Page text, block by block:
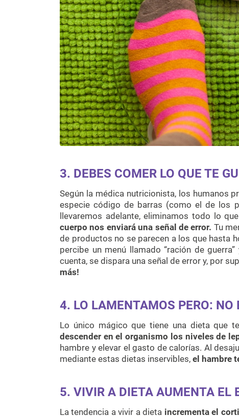
3. DEBES COMER LO QUE TE
Según la médica nutricionista, los humanos
especie código de barras (como el de los
llevaremos adelante, eliminamos todo lo
cuerpo nos enviará una señal de error. Tu
de productos no se parecen a los que hasta
percibe un menú llamado “ración de
cuenta, se dispara una señal de error y, por
más!
4. LO LAMENTAMOS PERO:
Lo único mágico que tiene una dieta que
descender en el organismo los niveles de
hambre y elevar el gasto de calorías. Al
mediante estas dietas inservibles, el hambre
5. VIVIR A DIETA AUMENTA EL
La tendencia a vivir a dieta incrementa el